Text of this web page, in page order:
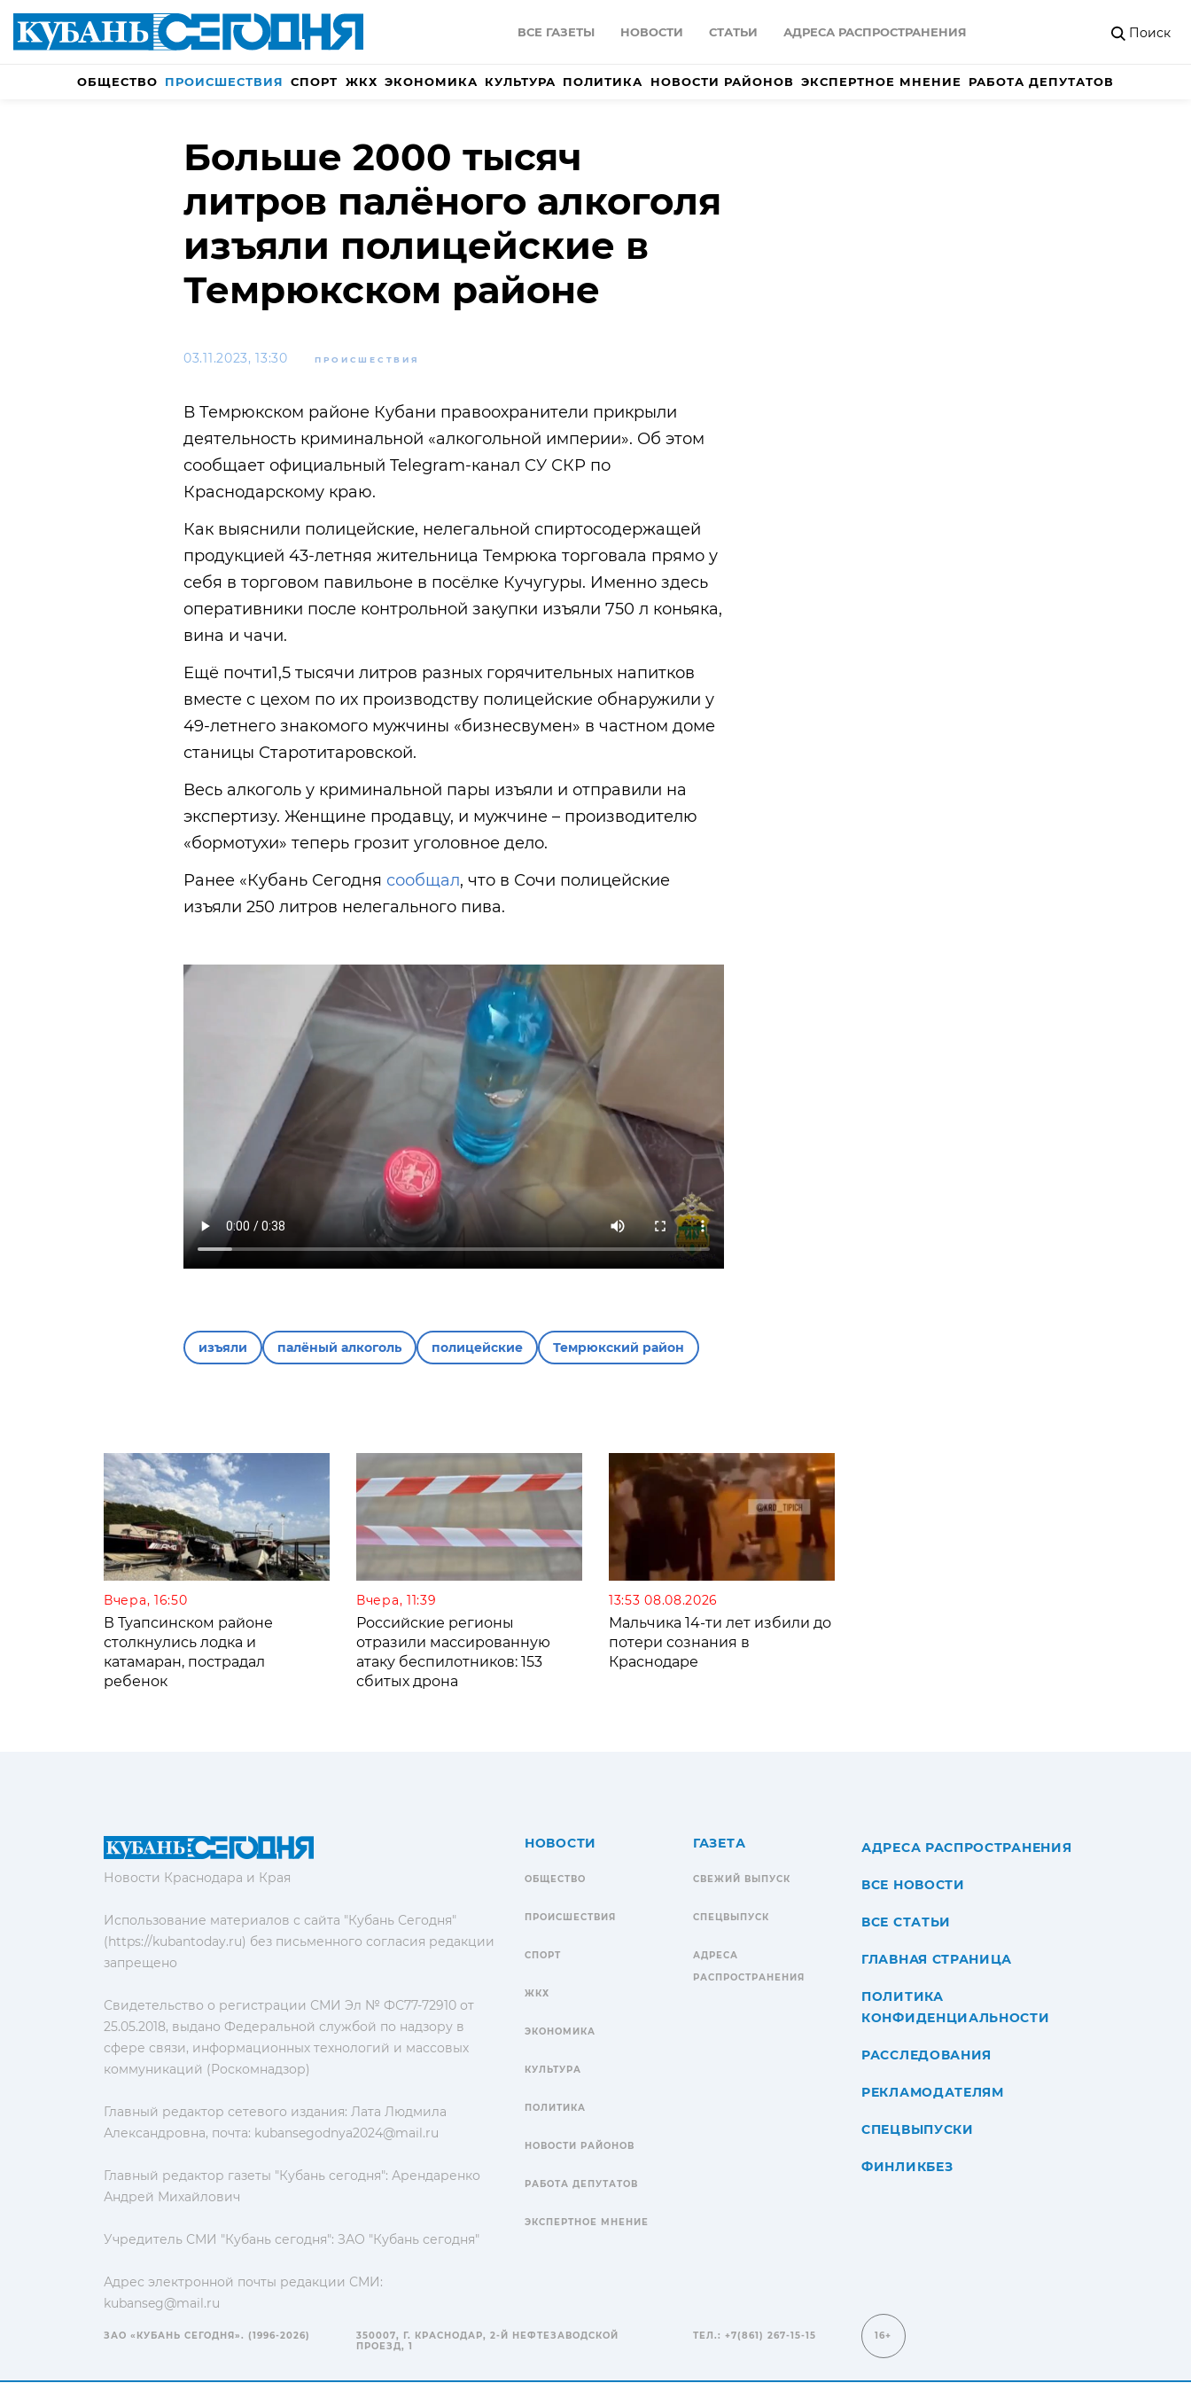
ВСЕ ГАЗЕТЫ НОВОСТИ СТАТЬИ АДРЕСА РАСПРОСТРАНЕНИЯ Поиск
ОБЩЕСТВО ПРОИСШЕСТВИЯ СПОРТ ЖКХ ЭКОНОМИКА КУЛЬТУРА ПОЛИТИКА НОВОСТИ РАЙОНОВ ЭКСПЕРТНОЕ МНЕНИЕ РАБОТА ДЕПУТАТОВ
Больше 2000 тысяч
литров палёного алкоголя
изъяли полицейские в
Темрюкском районе
03.11.2023, 13:30 ПРОИСШЕСТВИЯ
В Темрюкском районе Кубани правоохранители прикрыли
деятельность криминальной «алкогольной империи». Об этом
сообщает официальный Telegram-канал СУ СКР по
Краснодарскому краю.
Как выяснили полицейские, нелегальной спиртосодержащей
продукцией 43-летняя жительница Темрюка торговала прямо у
себя в торговом павильоне в посёлке Кучугуры. Именно здесь
оперативники после контрольной закупки изъяли 750 л коньяка,
вина и чачи.
Ещё почти1,5 тысячи литров разных горячительных напитков
вместе с цехом по их производству полицейские обнаружили у
49-летнего знакомого мужчины «бизнесвумен» в частном доме
станицы Старотитаровской.
Весь алкоголь у криминальной пары изъяли и отправили на
экспертизу. Женщине продавцу, и мужчине – производителю
«бормотухи» теперь грозит уголовное дело.
Ранее «Кубань Сегодня сообщал, что в Сочи полицейские
изъяли 250 литров нелегального пива.
изъяли палёный алкоголь полицейские Темрюкский район
Вчера, 16:50
В Туапсинском районе
столкнулись лодка и
катамаран, пострадал
ребенок
Вчера, 11:39
Российские регионы
отразили массированную
атаку беспилотников: 153
сбитых дрона
13:53 08.08.2026
Мальчика 14-ти лет избили до
потери сознания в
Краснодаре
Новости Краснодара и Края
Использование материалов с сайта "Кубань Сегодня"
(https://kubantoday.ru) без письменного согласия редакции
запрещено
Свидетельство о регистрации СМИ Эл № ФС77-72910 от
25.05.2018, выдано Федеральной службой по надзору в
сфере связи, информационных технологий и массовых
коммуникаций (Роскомнадзор)
Главный редактор сетевого издания: Лата Людмила
Александровна, почта: kubansegodnya2024@mail.ru
Главный редактор газеты "Кубань сегодня": Арендаренко
Андрей Михайлович
Учредитель СМИ "Кубань сегодня": ЗАО "Кубань сегодня"
Адрес электронной почты редакции СМИ:
kubanseg@mail.ru
НОВОСТИ
ОБЩЕСТВО
ПРОИСШЕСТВИЯ
СПОРТ
ЖКХ
ЭКОНОМИКА
КУЛЬТУРА
ПОЛИТИКА
НОВОСТИ РАЙОНОВ
РАБОТА ДЕПУТАТОВ
ЭКСПЕРТНОЕ МНЕНИЕ
ГАЗЕТА
СВЕЖИЙ ВЫПУСК
СПЕЦВЫПУСК
АДРЕСА
РАСПРОСТРАНЕНИЯ
АДРЕСА РАСПРОСТРАНЕНИЯ
ВСЕ НОВОСТИ
ВСЕ СТАТЬИ
ГЛАВНАЯ СТРАНИЦА
ПОЛИТИКА
КОНФИДЕНЦИАЛЬНОСТИ
РАССЛЕДОВАНИЯ
РЕКЛАМОДАТЕЛЯМ
СПЕЦВЫПУСКИ
ФИНЛИКБЕЗ
ЗАО «КУБАНЬ СЕГОДНЯ». (1996-2026)
350007, Г. КРАСНОДАР, 2-Й НЕФТЕЗАВОДСКОЙ
ПРОЕЗД, 1
ТЕЛ.: +7(861) 267-15-15 16+